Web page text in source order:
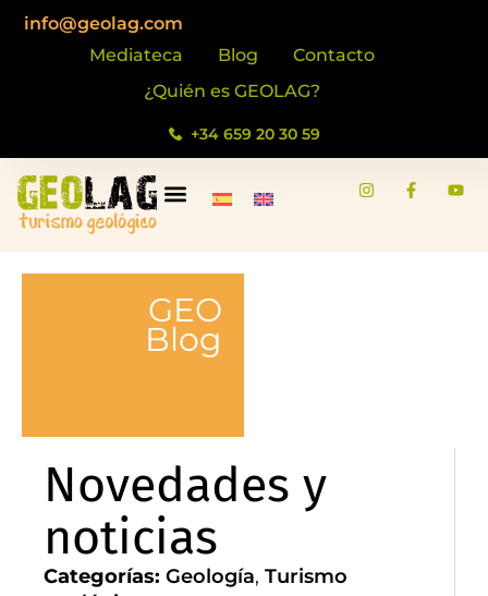
info@geolag.com
Mediateca
Blog
Contacto
¿Quién es GEOLAG?
+34 659 20 30 59
GEO
Blog
Novedades y
noticias
Categorías: Geología, Turismo